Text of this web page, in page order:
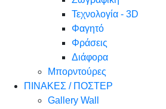
Τεχνολογία - 3D
Φαγητό
Φράσεις
Διάφορα
Μπορντούρες
ΠΙΝΑΚΕΣ / ΠΟΣΤΕΡ
Gallery Wall